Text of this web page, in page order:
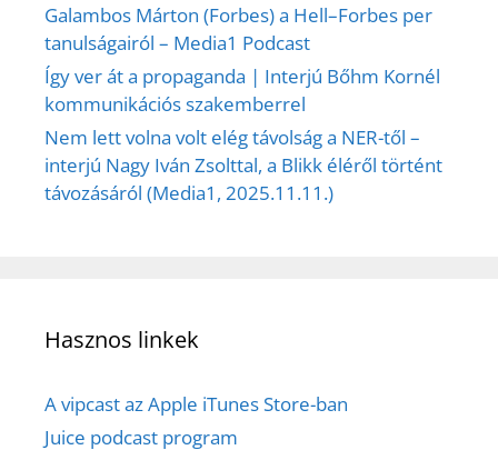
Galambos Márton (Forbes) a Hell–Forbes per
tanulságairól – Media1 Podcast
Így ver át a propaganda | Interjú Bőhm Kornél
kommunikációs szakemberrel
Nem lett volna volt elég távolság a NER-től –
interjú Nagy Iván Zsolttal, a Blikk éléről történt
távozásáról (Media1, 2025.11.11.)
Hasznos linkek
A vipcast az Apple iTunes Store-ban
Juice podcast program